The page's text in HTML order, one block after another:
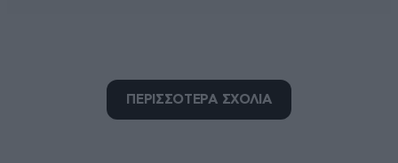
εμπιστεύσιμος 27·05·2026 14:02
δεν θα τον εμπιστευόμουν, εδώ δεν εμπιστεύομαι
ΠΕΡΙΣΣΟΤΕΡΑ ΣΧΟΛΙΑ